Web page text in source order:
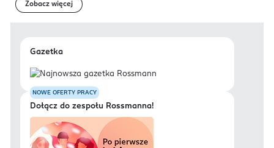
Zobacz więcej
Gazetka
NOWE OFERTY PRACY
Dołącz do zespołu Rossmanna!